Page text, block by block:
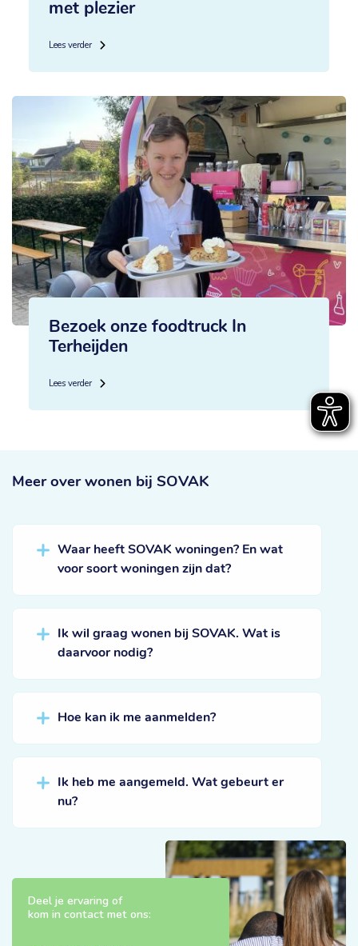
met plezier
Lees verder
Bezoek onze foodtruck In
Terheijden
Lees verder
Meer over wonen bij SOVAK
Waar heeft SOVAK woningen? En wat
voor soort woningen zijn dat?
Ik wil graag wonen bij SOVAK. Wat is
daarvoor nodig?
Hoe kan ik me aanmelden?
Ik heb me aangemeld. Wat gebeurt er
nu?
Deel je ervaring of
kom in contact met ons: